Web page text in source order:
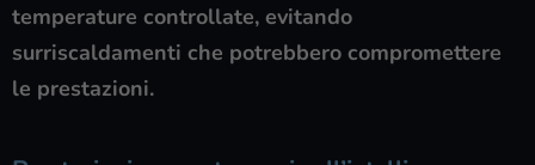
temperature controllate, evitando
surriscaldamenti che potrebbero compromettere
le prestazioni.